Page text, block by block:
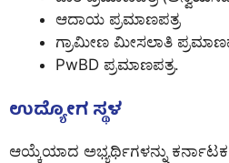
ಆದಾಯ ಪ್ರಮಾಣಪತ್ರ
ಗ್ರಾಮೀಣ ಮೀಸಲಾತಿ
PwBD ಪ್ರಮಾಣಪತ್ರ.
ಉದ್ಯೋಗ ಸ್ಥಳ
ಆಯ್ಕೆಯಾದ ಅಭ್ಯರ್ಥಿಗಳನ್ನು